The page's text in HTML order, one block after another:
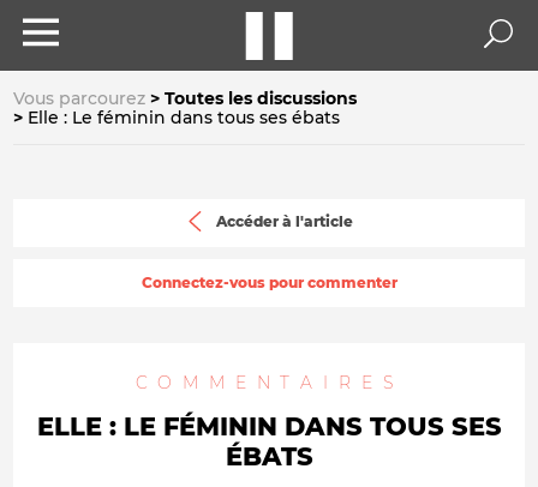
Vous parcourez
Toutes les discussions
Elle : Le féminin dans tous ses ébats
Accéder à l'article
Connectez-vous pour commenter
COMMENTAIRES
ELLE : LE FÉMININ DANS TOUS SES
ÉBATS